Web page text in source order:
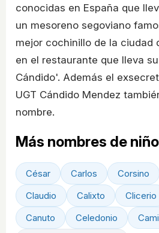
conocidas en España que
un mesoreno segoviano
mejor cochinillo de la ciudad
en el restaurante que lleva
Cándido'. Además el
UGT Cándido Mendez
nombre.
Más nombres de
César Carlos Corsino
Claudio
Calixto Clicerio
Canuto
Celedonio